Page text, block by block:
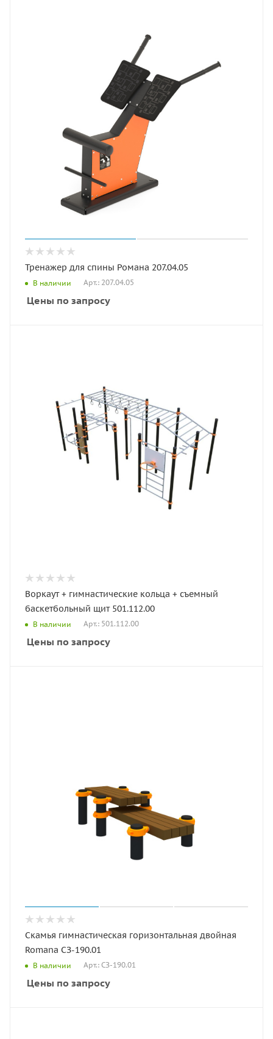
Тренажер для спины Романа 207.04.05
В наличии Арт.: 207.04.05
Цены по запросу
Воркаут + гимнастические кольца + съемный
баскетбольный щит 501.112.00
В наличии Арт.: 501.112.00
Цены по запросу
Скамья гимнастическая горизонтальная двойная
Romana СЗ-190.01
В наличии Арт.: СЗ-190.01
Цены по запросу